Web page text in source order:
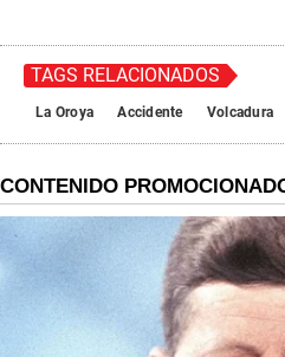
TAGS RELACIONADOS
La Oroya Accidente Volcadura